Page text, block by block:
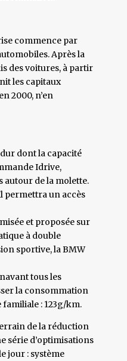
commence par
Après la
des voitures, à partir
les capitaux
2000, n’en
dont la capacité
Idrive,
autour de la molette.
permettra un accès
et proposée sur
à double
sportive, la BMW
tous les
la consommation
familiale : 123g/km.
de la réduction
série d’optimisations
jour : système